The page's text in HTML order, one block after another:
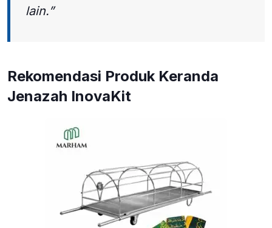
lain.”
Rekomendasi Produk Keranda
Jenazah InovaKit